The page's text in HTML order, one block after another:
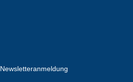
Newsletteranmeldung